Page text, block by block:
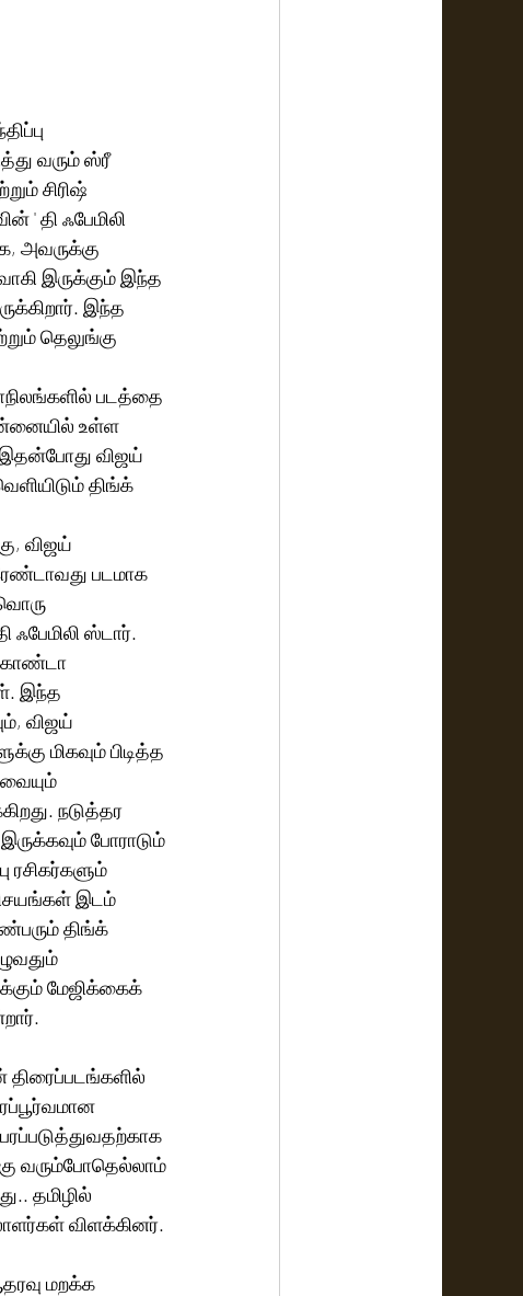
வரும் ஸ்ரீ
சிரிஷ்
' தி ஃபேமிலி
அவருக்கு
இருக்கும் இந்த
இந்த
தெலுங்கு
படத்தை
உள்ள
இதன்போது விஜய்
திங்க்
படமாக
ஃபேமிலி ஸ்டார்.
இந்த
விஜய்
மிகவும் பிடித்த
நடுத்தர
போராடும்
இடம்
திங்க்
வரும்போதெல்லாம்
தமிழில்
விளக்கினர்.
மறக்க